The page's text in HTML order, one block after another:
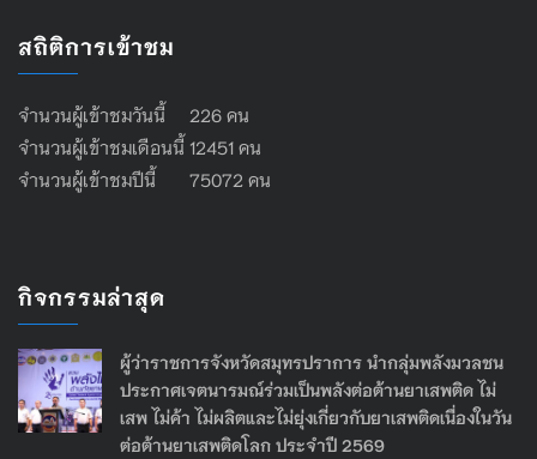
สถิติการเข้าชม
จำนวนผู้เข้าชมวันนี้ 226 คน
จำนวนผู้เข้าชมเดือนนี้ 12451 คน
จำนวนผู้เข้าชมปีนี้ 75072 คน
กิจกรรมล่าสุด
ผู้ว่าราชการจังหวัดสมุทรปราการ นำกลุ่มพลังมวลชน
ประกาศเจตนารมณ์ร่วมเป็นพลังต่อต้านยาเสพติด ไม่
เสพ ไม่ค้า ไม่ผลิตและไม่ยุ่งเกี่ยวกับยาเสพติดเนื่องในวัน
ต่อต้านยาเสพติดโลก ประจำปี 2569